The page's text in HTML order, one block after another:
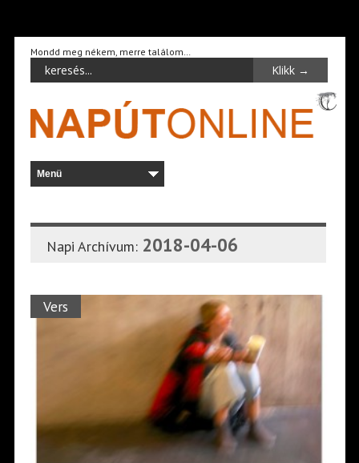
Mondd meg nékem, merre találom…
Napi Archívum: 2018-04-06
Vers